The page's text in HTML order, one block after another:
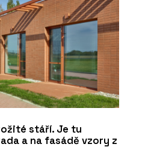
stáří. Je tu
a na fasádě vzory z